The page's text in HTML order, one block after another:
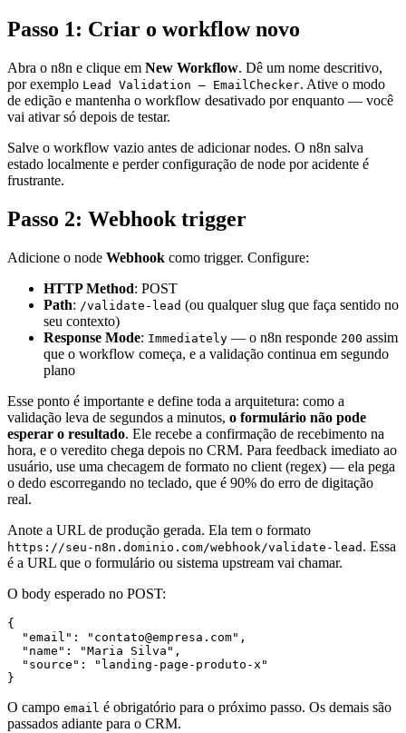
Passo 1: Criar o workflow novo
Abra o n8n e clique em New Workflow. Dê um nome descritivo,
por exemplo Lead Validation — EmailChecker. Ative o modo
de edição e mantenha o workflow desativado por enquanto — você
vai ativar só depois de testar.
Salve o workflow vazio antes de adicionar nodes. O n8n salva
estado localmente e perder configuração de node por acidente é
frustrante.
Passo 2: Webhook trigger
Adicione o node Webhook como trigger. Configure:
HTTP Method: POST
Path: /validate-lead (ou qualquer slug que faça sentido no
seu contexto)
Response Mode: Immediately — o n8n responde 200 assim
que o workflow começa, e a validação continua em segundo
plano
Esse ponto é importante e define toda a arquitetura: como a
validação leva de segundos a minutos, o formulário não pode
esperar o resultado. Ele recebe a confirmação de recebimento na
hora, e o veredito chega depois no CRM. Para feedback imediato ao
usuário, use uma checagem de formato no client (regex) — ela pega
o dedo escorregando no teclado, que é 90% do erro de digitação
real.
Anote a URL de produção gerada. Ela tem o formato
https://seu-n8n.dominio.com/webhook/validate-lead . Essa
é a URL que o formulário ou sistema upstream vai chamar.
O body esperado no POST:
{
  "email": "contato@empresa.com",
  "name": "Maria Silva",
  "source": "landing-page-produto-x"
O campo email é obrigatório para o próximo passo. Os demais são
passados adiante para o CRM.